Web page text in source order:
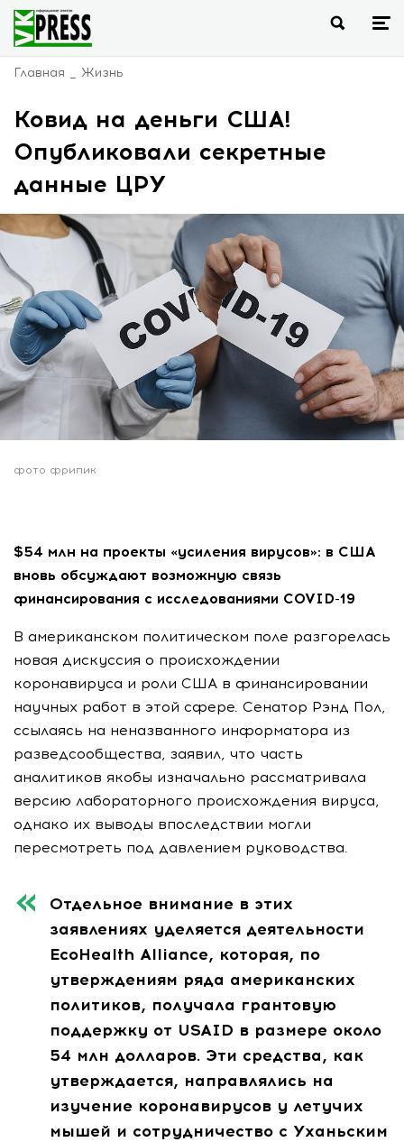
Главная Жизнь
Ковид на деньги США!
Опубликовали секретные
данные ЦРУ
фото фрипик
$54 млн на проекты «усиления вирусов»: в США
вновь обсуждают возможную связь
финансирования с исследованиями COVID-19
В американском политическом поле разгорелась
новая дискуссия о происхождении
коронавируса и роли США в финансировании
научных работ в этой сфере. Сенатор Рэнд Пол,
ссылаясь на неназванного информатора из
разведсообщества, заявил, что часть
аналитиков якобы изначально рассматривала
версию лабораторного происхождения вируса,
однако их выводы впоследствии могли
пересмотреть под давлением руководства.
Отдельное внимание в этих
заявлениях уделяется деятельности
EcoHealth Alliance, которая, по
утверждениям ряда американских
политиков, получала грантовую
поддержку от USAID в размере около
54 млн долларов. Эти средства, как
утверждается, направлялись на
изучение коронавирусов у летучих
мышей и сотрудничество с Уханьским